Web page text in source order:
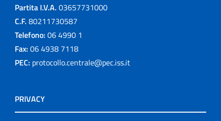
Partita I.V.A. 03657731000
C.F. 80211730587
Telefono: 06 4990 1
Fax: 06 4938 7118
PEC: protocollo.centrale@pec.iss.it
PRIVACY